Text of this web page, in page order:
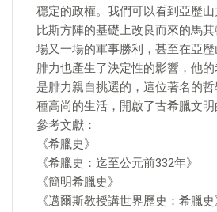
穩定的政權。我們可以看到亞歷
比斯方陣的基礎上改良而來的馬
場又一場的軍事勝利，甚至在亞
腓力也產生了決定性的影響，他
是腓力親自挑選的，這位著名的
種高尚的生活，開啟了古希臘文明
參考文獻：
《希臘史》
《希臘史：迄至公元前332年》
《簡明希臘史》
《邁爾斯教授講世界歷史：希臘史